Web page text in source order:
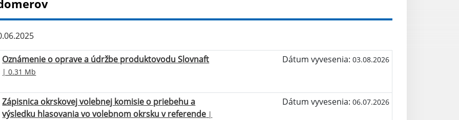
Oznámenie o oprave a údržbe produktovodu Slovnaft
| 0.31 Mb
Dátum vyvesenia: 03.08.2026
Zápisnica okrskovej volebnej komisie o priebehu a
výsledku hlasovania vo volebnom okrsku v referende |
Dátum vyvesenia: 06.07.2026